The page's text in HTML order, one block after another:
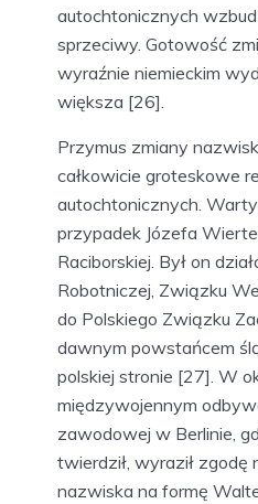
autochtonicznych
sprzeciwy. Gotowość
wyraźnie niemieckim
większa [26].
Przymus zmiany
całkowicie groteskowe
autochtonicznych.
przypadek Józefa
Raciborskiej. Był on
Robotniczej, Związku
do Polskiego Związku
dawnym powstańcem
polskiej stronie [27]. W
międzywojennym
zawodowej w Berlinie,
twierdził, wyraził zgodę
nazwiska na formę